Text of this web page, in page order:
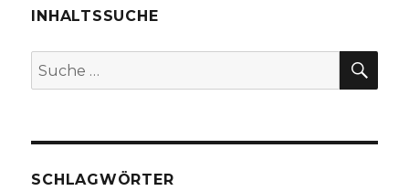
INHALTSSUCHE
Suche
nach:
SCHLAGWÖRTER